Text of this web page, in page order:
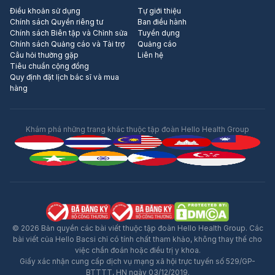
Điều khoản sử dụng
Chính sách Quyền riêng tư
Chính sách Biên tập và Chỉnh sửa
Chính sách Quảng cáo và Tài trợ
Câu hỏi thường gặp
Tiêu chuẩn cộng đồng
Quy định đặt lịch bác sĩ và mua
hàng
Tự giới thiệu
Ban điều hành
Tuyển dụng
Quảng cáo
Liên hệ
Khám phá những trang khác thuộc tập đoàn Hello Health Group
© 2026 Bản quyền các bài viết thuộc tập đoàn Hello Health Group. Các
bài viết của Hello Bacsi chỉ có tính chất tham khảo, không thay thế cho
việc chẩn đoán hoặc điều trị y khoa.
Giấy xác nhận cung cấp dịch vụ mạng xã hội trực tuyến số 529/GP-
BTTTT, HN ngày 03/12/2019.